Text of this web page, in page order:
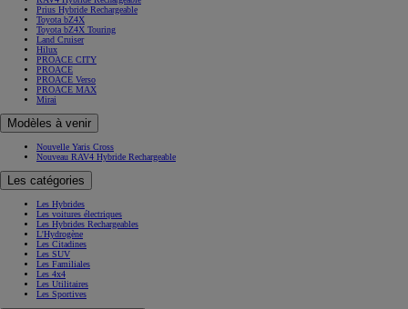
Prius Hybride Rechargeable
Toyota bZ4X
Toyota bZ4X Touring
Land Cruiser
Hilux
PROACE CITY
PROACE
PROACE Verso
PROACE MAX
Mirai
Modèles à venir
Nouvelle Yaris Cross
Nouveau RAV4 Hybride Rechargeable
Les catégories
Les Hybrides
Les voitures électriques
Les Hybrides Rechargeables
L'Hydrogène
Les Citadines
Les SUV
Les Familiales
Les 4x4
Les Utilitaires
Les Sportives